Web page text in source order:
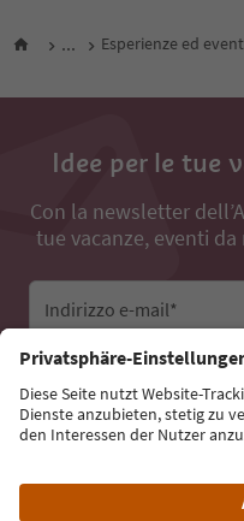
... Esperienze ed
Idee per le tue
Con la newsletter
tue vacanze, eventi
Indirizzo e-mail*